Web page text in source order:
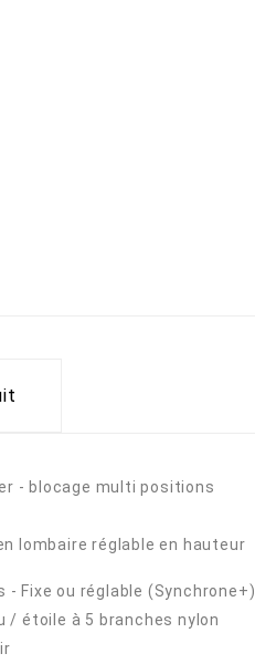
- blocage multi positions
lombaire réglable en hauteur
- Fixe ou réglable (Synchrone+)
étoile à 5 branches nylon